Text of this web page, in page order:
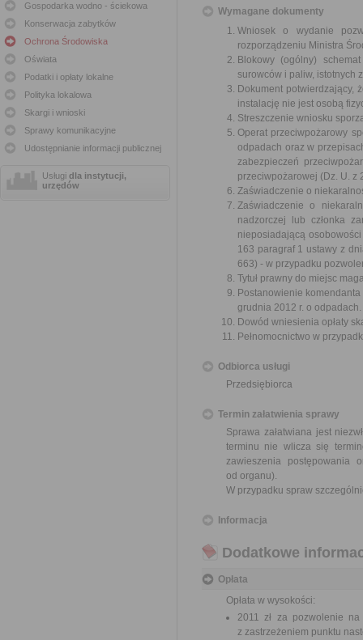
Gospodarka wodno - ściekowa
Konserwacja zabytków
Ochrona Środowiska
Oświata
Podatki i opłaty lokalne
Polityka lokalowa
Skargi i wnioski
Sprawy komunikacyjne
Udostępnianie informacji publicznej
Usługi dla instytucji,
urzędów
Wymagane dokumenty
Wniosek o wydanie
rozporządzeniu Ministra
Blokowy (ogólny)
surowców i paliw, istotnych
Dokument potwierdzający,
instalację nie jest osobą
Streszczenie wniosku
Operat przeciwpożarowy
odpadach oraz w
zabezpieczeń
przeciwpożarowej (Dz. U. z
Zaświadczenie o
Zaświadczenie o
nadzorczej lub członka
nieposiadającą
163 paragraf 1 ustawy z
663) - w przypadku
Tytuł prawny do miejsc
Postanowienie
grudnia 2012 r. o odpadach.
Dowód wniesienia opłaty
Pełnomocnictwo w
Odbiorca usługi
Przedsiębiorca
Termin załatwienia sprawy
Sprawa załatwiana jest
terminu nie wlicza się
zawieszenia postępowania
od organu).
W przypadku spraw
Informacja
Dodatkowe
Opłata
Opłata w wysokości:
2011 zł za pozwolenie
z zastrzeżeniem punktu